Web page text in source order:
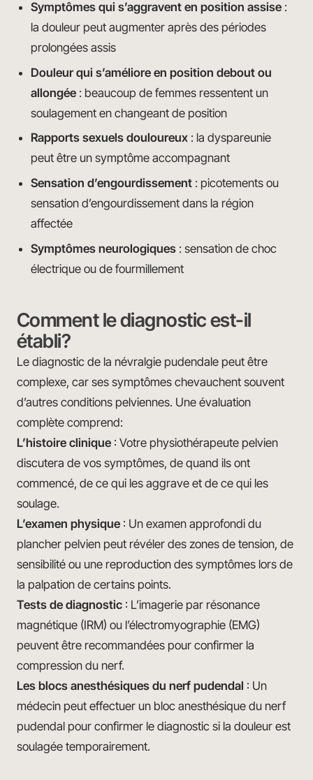
Symptômes qui s’aggravent en position assise :
la douleur peut augmenter après des périodes
prolongées assis
Douleur qui s’améliore en position debout ou
allongée : beaucoup de femmes ressentent un
soulagement en changeant de position
Rapports sexuels douloureux : la dyspareunie
peut être un symptôme accompagnant
Sensation d’engourdissement : picotements ou
sensation d’engourdissement dans la région
affectée
Symptômes neurologiques : sensation de choc
électrique ou de fourmillement
Comment le diagnostic est-il
établi?
Le diagnostic de la névralgie pudendale peut être
complexe, car ses symptômes chevauchent souvent
d’autres conditions pelviennes. Une évaluation
complète comprend:
L’histoire clinique : Votre physiothérapeute pelvien
discutera de vos symptômes, de quand ils ont
commencé, de ce qui les aggrave et de ce qui les
soulage.
L’examen physique : Un examen approfondi du
plancher pelvien peut révéler des zones de tension, de
sensibilité ou une reproduction des symptômes lors de
la palpation de certains points.
Tests de diagnostic : L’imagerie par résonance
magnétique (IRM) ou l’électromyographie (EMG)
peuvent être recommandées pour confirmer la
compression du nerf.
Les blocs anesthésiques du nerf pudendal : Un
médecin peut effectuer un bloc anesthésique du nerf
pudendal pour confirmer le diagnostic si la douleur est
soulagée temporairement.